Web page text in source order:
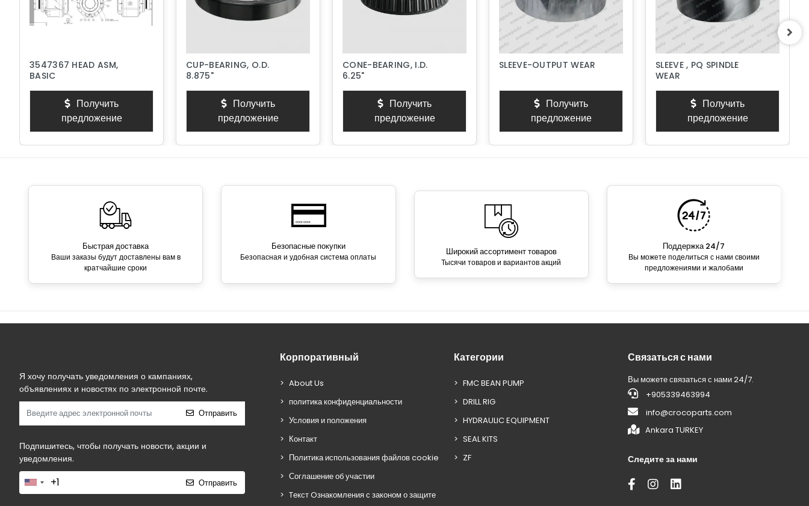
3547367 HEAD ASM,
BASIC
Получить
предложение
CUP-BEARING, O.D.
8.875"
Получить
предложение
CONE-BEARING, I.D.
6.25"
Получить
предложение
SLEEVE-OUTPUT WEAR
Получить
предложение
SLEEVE , PQ SPINDLE
WEAR
Получить
предложение
Быстрая доставка
Ваши заказы будут доставлены вам в
кратчайшие сроки
Безопасные покупки
Безопасная и удобная система оплаты Широкий ассортимент товаров
Тысячи товаров и вариантов акций
Поддержка 24/7
Вы можете поделиться с нами своими
предложениями и жалобами
Я хочу получать уведомления о кампаниях,
объявлениях и новостях по электронной почте.
Отправить
Подпишитесь, чтобы получать новости, акции и
уведомления.
Отправить
Корпоративный
About Us
политика конфиденциальности
Условия и положения
Контакт
Политика использования файлов cookie
Соглашение об участии
Tекст Oзнакомления с законом о защите
Категории
FMC BEAN PUMP
DRILL RIG
HYDRAULIC EQUIPMENT
SEAL KITS
ZF
Связаться с нами
Вы можете связаться с нами 24/7.
+905339463994
info@crocoparts.com
Ankara TURKEY
Следите за нами